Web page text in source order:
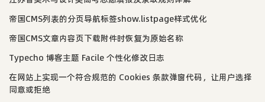
帝国CMS列表的分页导航标签show.listpage样式优化
帝国CMS文章内容页下载附件时恢复为原始名称
Typecho 博客主题 Facile 个性化修改日志
在网站上实现一个符合规范的 Cookies 条款弹窗代码，让用户选择
同意或拒绝